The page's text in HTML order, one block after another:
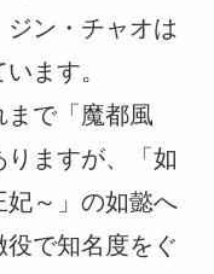
ン・チャオは
ます。
で「魔都風
ますが、「如
妃～」の如懿へ
で知名度をぐ